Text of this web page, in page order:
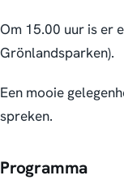
Om 15.00 uur is er
Grönlandsparken).
Een mooie
spreken.
Programma